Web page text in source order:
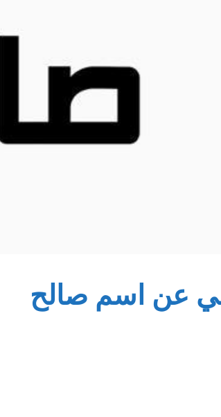
عن اسم صالح